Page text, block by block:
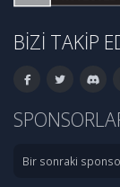
BIZI TAKIP
Bir sonraki